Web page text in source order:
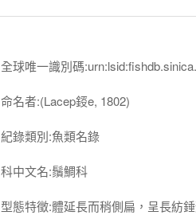
全球唯一識別碼
命名者:(Lacep鋄e, 1802)
紀錄類別:魚類名錄
科中文名:鬚鯛科
型態特徵:體延長而稍側扁，呈長紡